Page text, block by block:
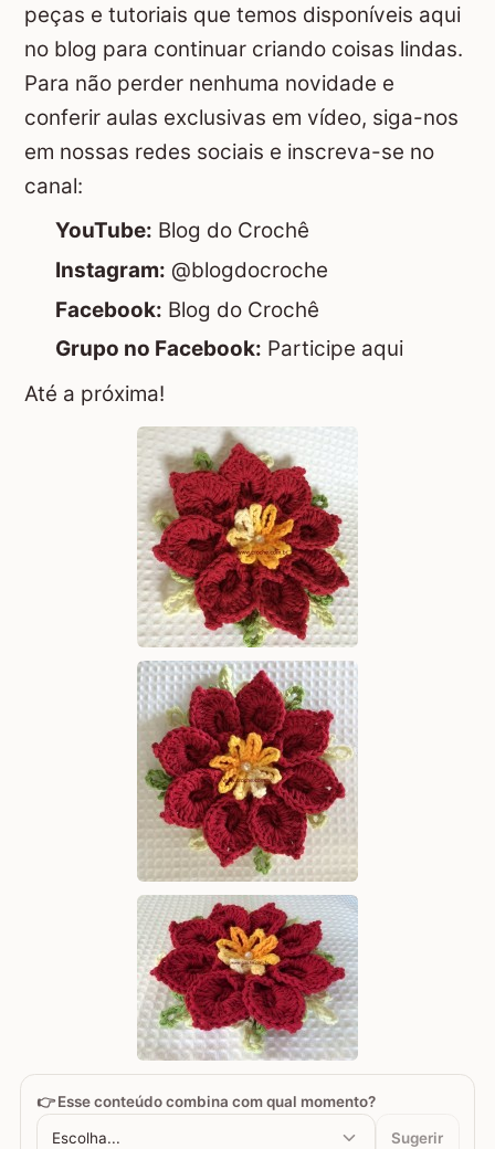
peças e tutoriais que temos disponíveis aqui
no blog para continuar criando coisas lindas.
Para não perder nenhuma novidade e
conferir aulas exclusivas em vídeo, siga-nos
em nossas redes sociais e inscreva-se no
canal:
YouTube: Blog do Crochê
Instagram: @blogdocroche
Facebook: Blog do Crochê
Grupo no Facebook: Participe aqui
Até a próxima!
👉 Esse conteúdo combina com qual momento?
Escolha... Sugerir